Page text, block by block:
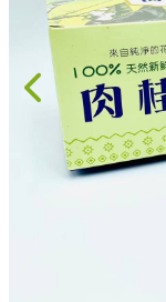
油、醬油
調味、醬料
加工食品
果乾、點心
果醬、蜂蜜
關於我們
加入我們
訂單查詢